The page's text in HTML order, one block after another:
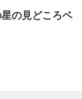
の見どころベ